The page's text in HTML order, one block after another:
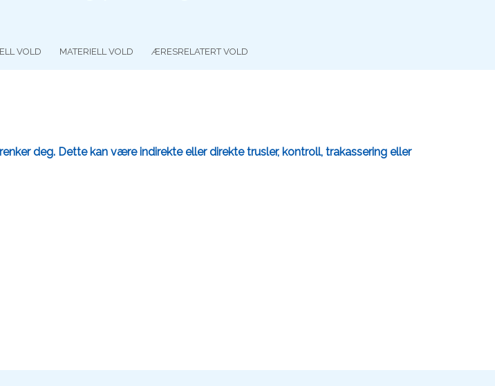
VOLD MATERIELL VOLD ÆRESRELATERT VOLD
deg. Dette kan være indirekte eller direkte trusler, kontroll, trakassering eller